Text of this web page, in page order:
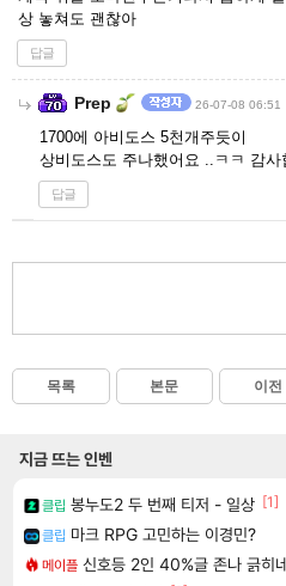
상 놓쳐도 괜찮아
답글
Prep 26-07-08 06:51
1700에 아비도스 5천개주듯이
상비도스도 주나했어요 ..ㅋㅋ 감사
답글
목록 본문 이전
지금 뜨는 인벤
클립 봉누도2 두 번째 티저 - 일상 [1]
클립 마크 RPG 고민하는 이경민?
메이플 신호등 2인 40%글 존나 긁히